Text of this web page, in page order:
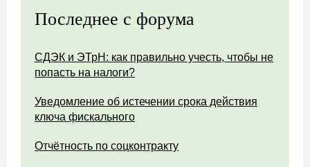
Последнее с форума
СДЭК и ЭТрН: как правильно учесть, чтобы не
попасть на налоги?
Уведомление об истечении срока действия
ключа фискального
Отчётность по соцконтракту